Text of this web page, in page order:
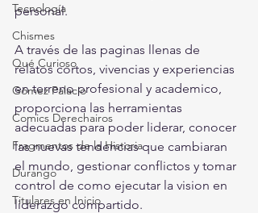
Tecnología
Chismes
Qué Curioso
Gómez Palacio
Comics Derechairos
Fragmentos de la Historia
Durango
Titulares en Inicio
personal.
A través de las paginas llenas de
relatos cortos, vivencias y experiencias
en terreno profesional y academico,
proporciona las herramientas
adecuadas para poder liderar, conocer
las nuevas tendencias que cambiaran
el mundo, gestionar conflictos y tomar
control de como ejecutar la vision en
liderazgo compartido.